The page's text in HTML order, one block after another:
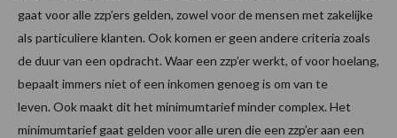
gaat voor alle zzp’ers gelden, zowel voor de mensen met zakelijke
als particuliere klanten. Ook komen er geen andere criteria zoals
de duur van een opdracht. Waar een zzp’er werkt, of voor hoelang,
bepaalt immers niet of een inkomen genoeg is om van te
leven. Ook maakt dit het minimumtarief minder complex. Het
minimumtarief gaat gelden voor alle uren die een zzp’er aan een